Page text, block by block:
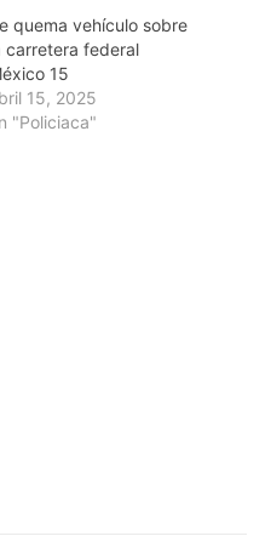
quema vehículo sobre
carretera federal
15
15, 2025
"Policiaca"